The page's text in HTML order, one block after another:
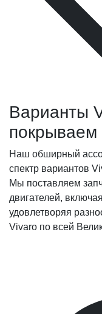
Варианты
покрываем
Наш обширный
спектр вариантов
Мы поставляем
двигателей,
удовлетворяя
Vivaro по всей